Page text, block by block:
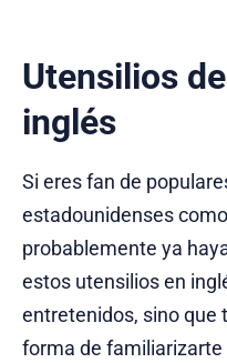
Utensilios
inglés
Si eres fan de
estadounidenses
probablemente ya
estos utensilios en
entretenidos, sino que
forma de